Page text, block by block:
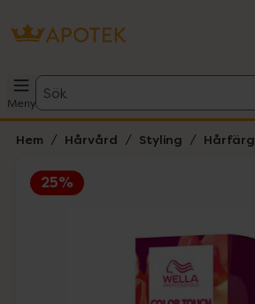
Meny
Sök
Hem Hårvård Styling Hårfärg
25%
Lista: . Innehåller 2 objekt.